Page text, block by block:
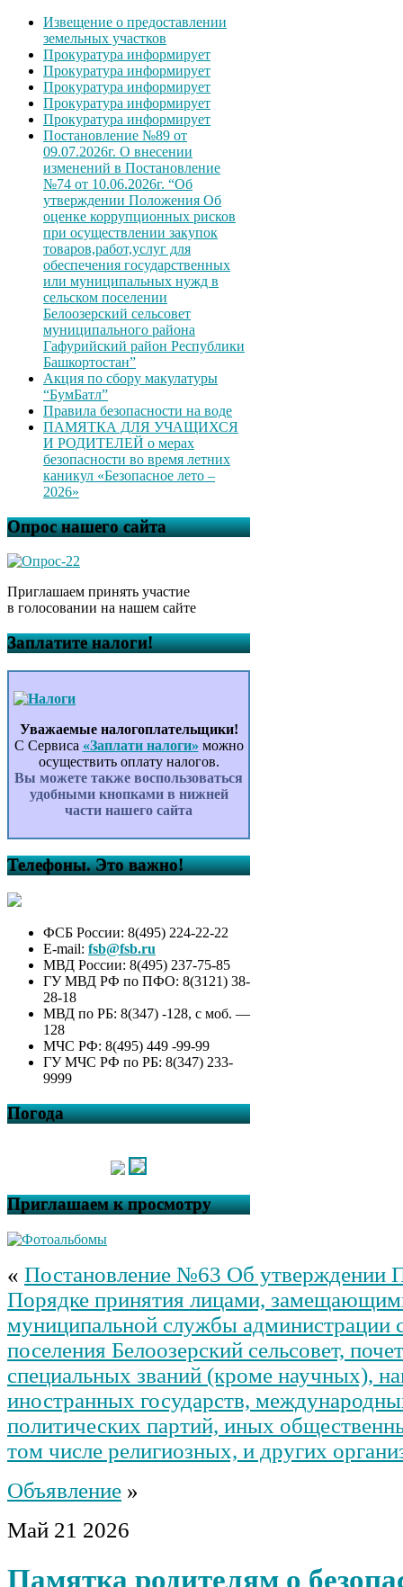
Извещение о предоставлении
земельных участков
Прокуратура информирует
Прокуратура информирует
Прокуратура информирует
Прокуратура информирует
Прокуратура информирует
Постановление №89 от
09.07.2026г. О внесении
изменений в Постановление
№74 от 10.06.2026г. “Об
утверждении Положения Об
оценке коррупционных рисков
при осуществлении закупок
товаров,работ,услуг для
обеспечения государственных
или муниципальных нужд в
сельском поселении
Белоозерский сельсовет
муниципального района
Гафурийский район Республики
Башкортостан”
Акция по сбору макулатуры
“БумБатл”
Правила безопасности на воде
ПАМЯТКА ДЛЯ УЧАЩИХСЯ
И РОДИТЕЛЕЙ о мерах
безопасности во время летних
каникул «Безопасное лето –
2026»
Опрос нашего сайта
Приглашаем принять участие
в голосовании на нашем сайте
Заплатите налоги!
Уважаемые налогоплательщики!
С Сервиса «Заплати налоги» можно
осуществить оплату налогов.
Вы можете также воспользоваться
удобными кнопками в нижней
части нашего сайта
Телефоны. Это важно!
ФСБ России: 8(495) 224-22-22
E-mail: fsb@fsb.ru
МВД России: 8(495) 237-75-85
ГУ МВД РФ по ПФО: 8(3121) 38-
28-18
МВД по РБ: 8(347) -128, с моб. —
128
МЧС РФ: 8(495) 449 -99-99
ГУ МЧС РФ по РБ: 8(347) 233-
9999
Погода
Приглашаем к просмотру
« Постановление №63 Об утверждении
Порядке принятия лицами,
муниципальной службы администрации
поселения Белоозерский сельсовет,
специальных званий (кроме научных),
иностранных государств,
политических партий, иных
том числе религиозных, и других
Объявление »
Май 21 2026
Памятка родителям о